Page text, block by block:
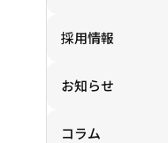
採用情報
お知らせ
コラム